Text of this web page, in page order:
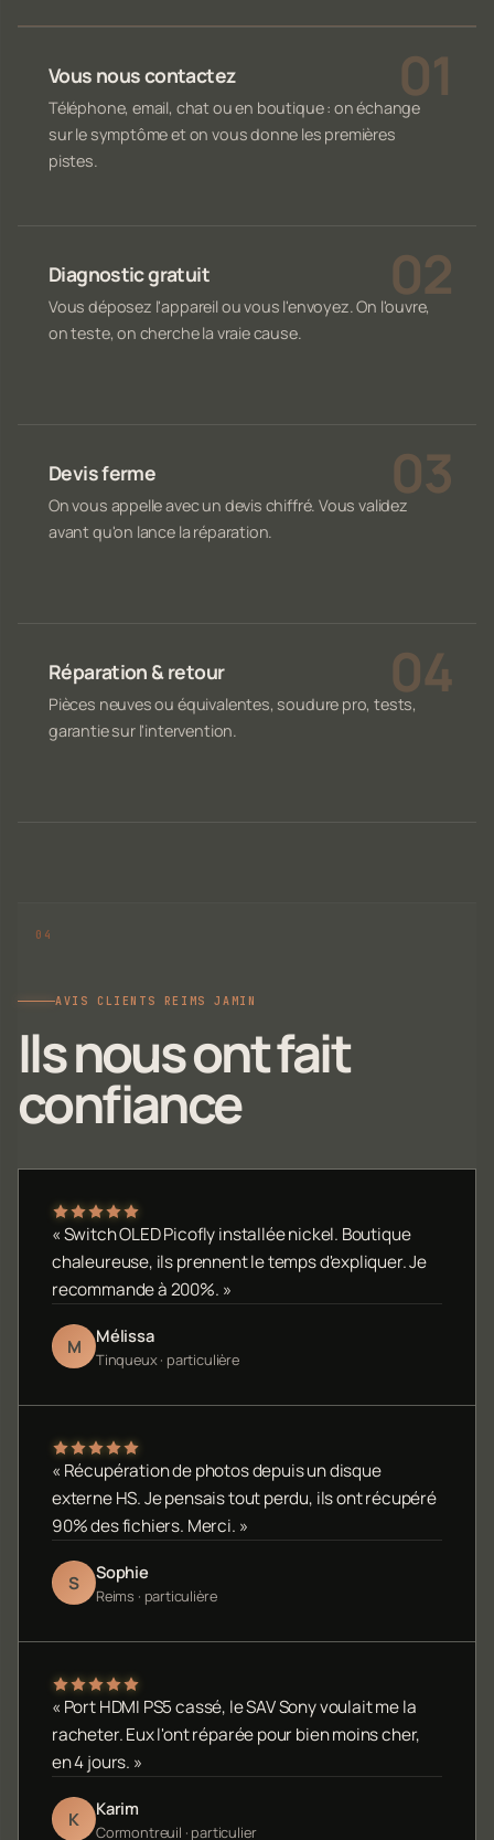
Vous nous contactez
Téléphone, email, chat ou en boutique : on échange
sur le symptôme et on vous donne les premières
pistes.
Diagnostic gratuit
Vous déposez l'appareil ou vous l'envoyez. On l'ouvre,
on teste, on cherche la vraie cause.
Devis ferme
On vous appelle avec un devis chiffré. Vous validez
avant qu'on lance la réparation.
Réparation & retour
Pièces neuves ou équivalentes, soudure pro, tests,
garantie sur l'intervention.
AVIS CLIENTS REIMS JAMIN
Ils nous ont fait
confiance
« Switch OLED Picofly installée nickel. Boutique
chaleureuse, ils prennent le temps d'expliquer. Je
recommande à 200%. »
M Mélissa
Tinqueux · particulière
« Récupération de photos depuis un disque
externe HS. Je pensais tout perdu, ils ont récupéré
90% des fichiers. Merci. »
S Sophie
Reims · particulière
« Port HDMI PS5 cassé, le SAV Sony voulait me la
racheter. Eux l'ont réparée pour bien moins cher,
en 4 jours. »
K Karim
Cormontreuil · particulier